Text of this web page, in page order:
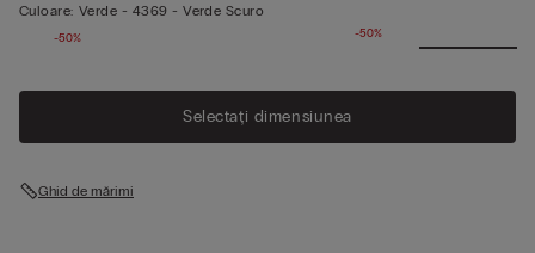
Culoare: Verde - 4369 - Verde Scuro
-50%
-50%
Selectați dimensiunea
Ghid de mărimi